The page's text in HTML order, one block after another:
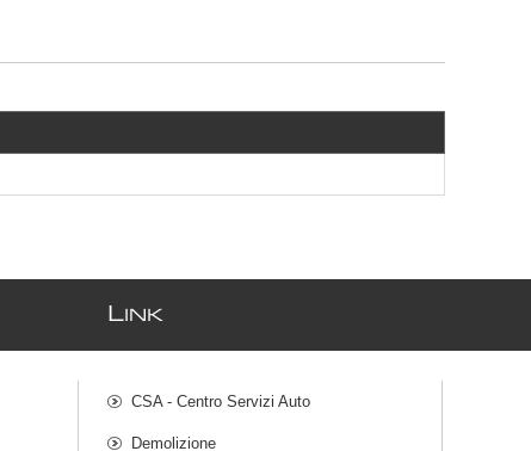
L INK
CSA - Centro Servizi Auto
Demolizione